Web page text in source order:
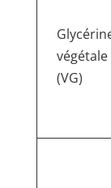
végétale
(VG)